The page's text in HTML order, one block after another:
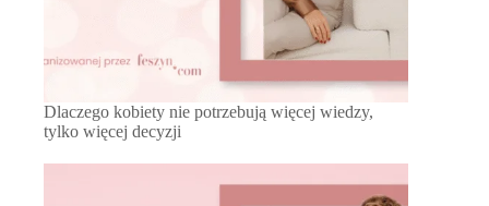
Dlaczego kobiety nie potrzebują więcej wiedzy,
tylko więcej decyzji